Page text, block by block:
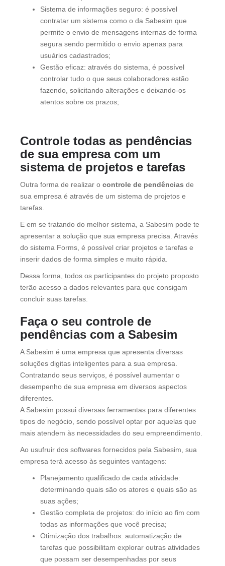
Sistema de informações seguro: é possível
contratar um sistema como o da Sabesim que
permite o envio de mensagens internas de forma
segura sendo permitido o envio apenas para
usuários cadastrados;
Gestão eficaz: através do sistema, é possível
controlar tudo o que seus colaboradores estão
fazendo, solicitando alterações e deixando-os
atentos sobre os prazos;
Controle todas as pendências
de sua empresa com um
sistema de projetos e tarefas
Outra forma de realizar o controle de pendências de
sua empresa é através de um sistema de projetos e
tarefas.
E em se tratando do melhor sistema, a Sabesim pode te
apresentar a solução que sua empresa precisa. Através
do sistema Forms, é possível criar projetos e tarefas e
inserir dados de forma simples e muito rápida.
Dessa forma, todos os participantes do projeto proposto
terão acesso a dados relevantes para que consigam
concluir suas tarefas.
Faça o seu controle de
pendências com a Sabesim
A Sabesim é uma empresa que apresenta diversas
soluções digitas inteligentes para a sua empresa.
Contratando seus serviços, é possível aumentar o
desempenho de sua empresa em diversos aspectos
diferentes.
A Sabesim possui diversas ferramentas para diferentes
tipos de negócio, sendo possível optar por aquelas que
mais atendem às necessidades do seu empreendimento.
Ao usufruir dos softwares fornecidos pela Sabesim, sua
empresa terá acesso às seguintes vantagens:
Planejamento qualificado de cada atividade:
determinando quais são os atores e quais são as
suas ações;
Gestão completa de projetos: do início ao fim com
todas as informações que você precisa;
Otimização dos trabalhos: automatização de
tarefas que possibilitam explorar outras atividades
que possam ser desempenhadas por seus